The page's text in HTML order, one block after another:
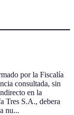
por la Fiscalía
consultada, sin
en la
Tres S.A., debera
nu...